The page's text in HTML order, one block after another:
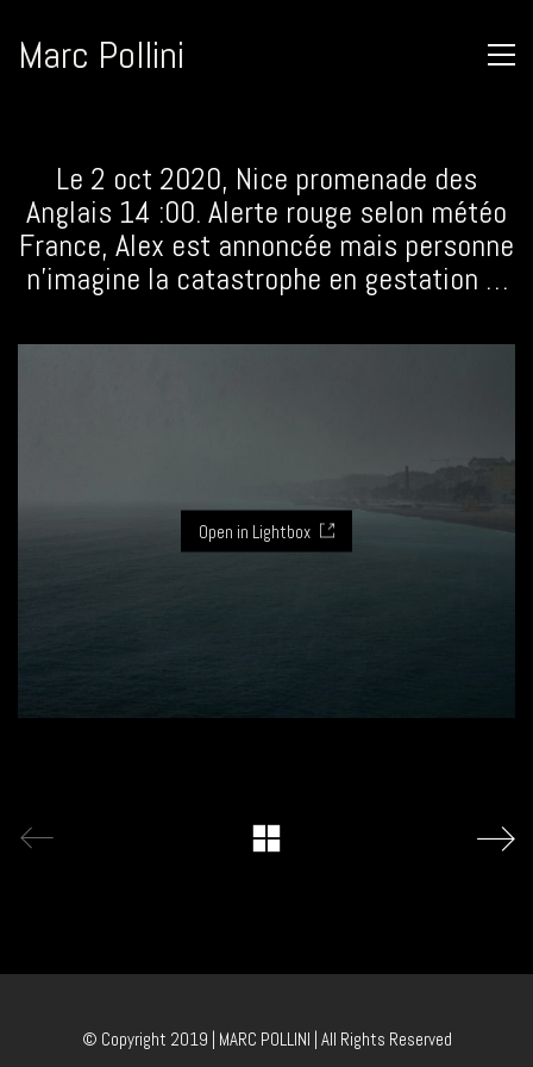
Marc Pollini
Le 2 oct 2020, Nice promenade des
Anglais 14 :00. Alerte rouge selon météo
France, Alex est annoncée mais personne
n’imagine la catastrophe en gestation …
Open in Lightbox
© Copyright 2019 | MARC POLLINI | All Rights Reserved